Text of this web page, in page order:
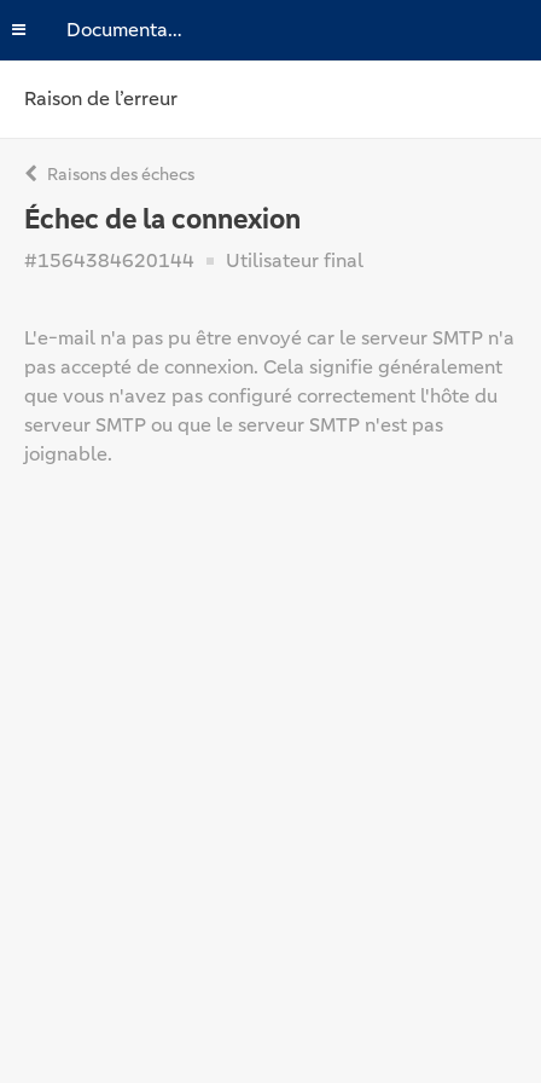
Documentation
Raison de l’erreur
Raisons des échecs
Échec de la connexion
#1564384620144 Utilisateur final
L'e-mail n'a pas pu être envoyé car le serveur SMTP n'a
pas accepté de connexion. Cela signifie généralement
que vous n'avez pas configuré correctement l'hôte du
serveur SMTP ou que le serveur SMTP n'est pas
joignable.